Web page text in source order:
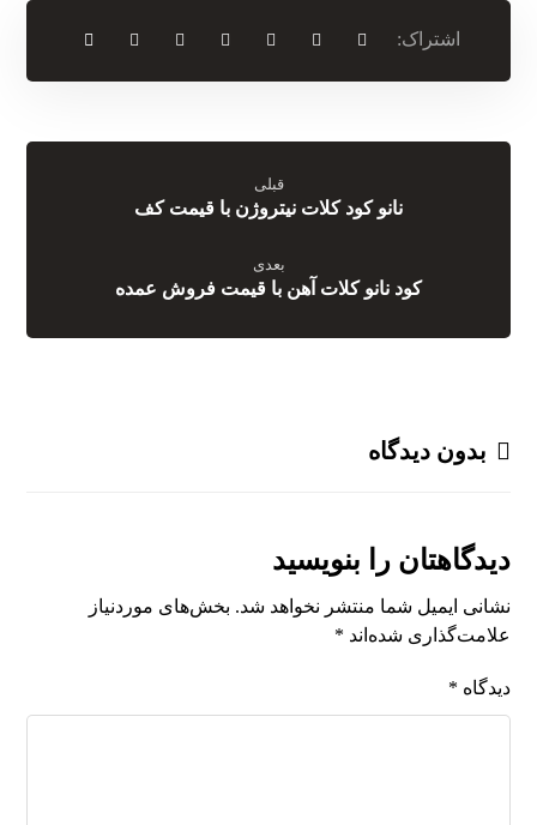
قبلی
نانو کود کلات نیتروژن با قیمت کف
بعدی
کود نانو کلات آهن با قیمت فروش عمده
بدون دیدگاه
دیدگاهتان را بنویسید
نشانی ایمیل شما منتشر نخواهد شد. بخش‌های موردنیاز
علامت‌گذاری شده‌اند *
دیدگاه *